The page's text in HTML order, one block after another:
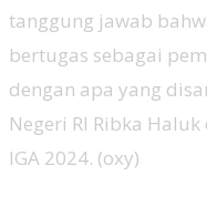
tanggung jawab
bertugas sebagai
dengan apa yang
Negeri RI Ribka
IGA 2024. (oxy)